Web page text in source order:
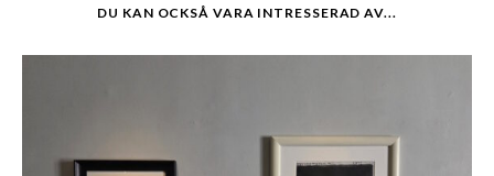
DU KAN OCKSÅ VARA INTRESSERAD AV...